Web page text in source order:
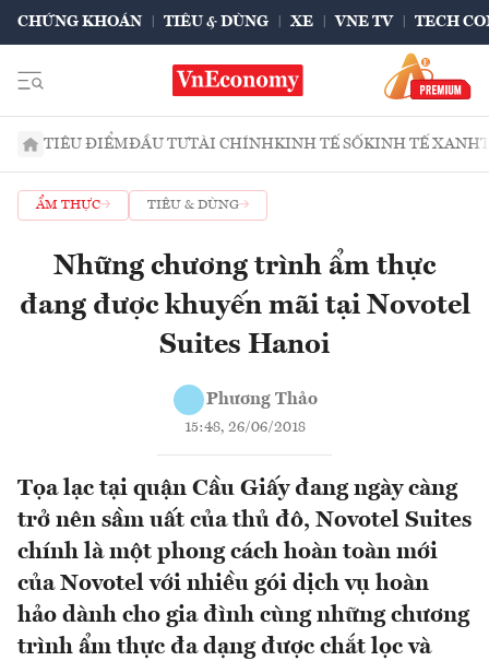
CHỨNG KHOÁN TIÊU & DÙNG XE VNE TV TECH
TIÊU ĐIỂMĐẦU TƯTÀI CHÍNHKINH TẾ SỐKINH TẾ XANH
ẨM THỰC TIÊU & DÙNG
Những chương trình ẩm thực
đang được khuyến mãi tại Novotel
Suites Hanoi
Phương Thảo
15:48, 26/06/2018
Tọa lạc tại quận Cầu Giấy đang ngày càng
trở nên sầm uất của thủ đô, Novotel Suites
chính là một phong cách hoàn toàn mới
của Novotel với nhiều gói dịch vụ hoàn
hảo dành cho gia đình cùng những chương
trình ẩm thực đa dạng được chắt lọc và